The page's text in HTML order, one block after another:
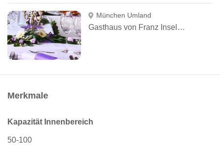
München Umland
Gasthaus von Franz Inselkammer
Merkmale
Kapazität Innenbereich
50-100